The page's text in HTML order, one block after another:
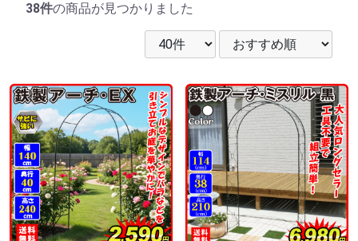
38件の商品が見つかりました